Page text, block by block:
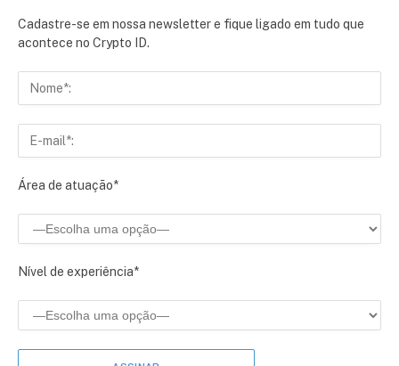
Cadastre-se em nossa newsletter e fique ligado em tudo que
acontece no Crypto ID.
Área de atuação*
Nível de experiência*